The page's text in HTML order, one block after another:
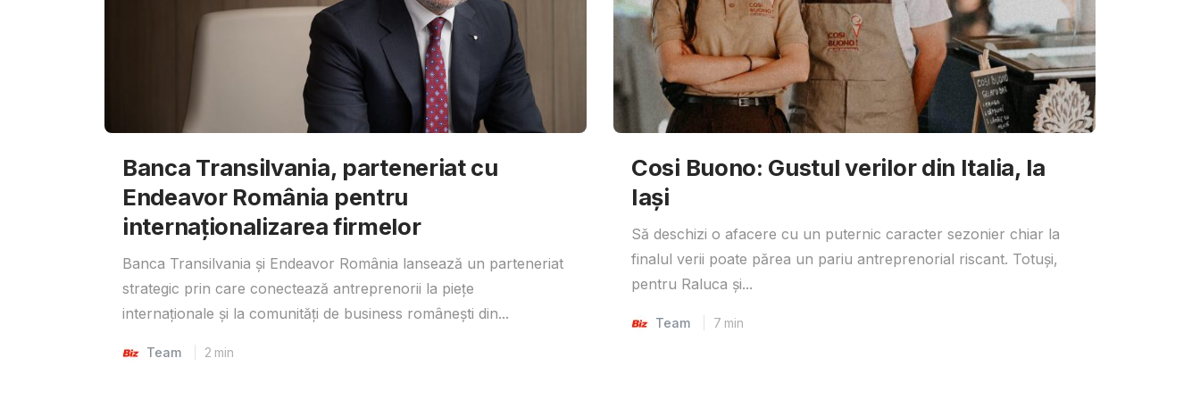
Banca Transilvania, parteneriat cu
Endeavor România pentru
internaționalizarea firmelor
Banca Transilvania și Endeavor România lansează un parteneriat
strategic prin care conectează antreprenorii la piețe
internaționale și la comunități de business românești din...
Team 2 min
Cosi Buono: Gustul verilor din Italia, la
Iași
Să deschizi o afacere cu un puternic caracter sezonier chiar la
finalul verii poate părea un pariu antreprenorial riscant. Totuși,
pentru Raluca și...
Team 7 min